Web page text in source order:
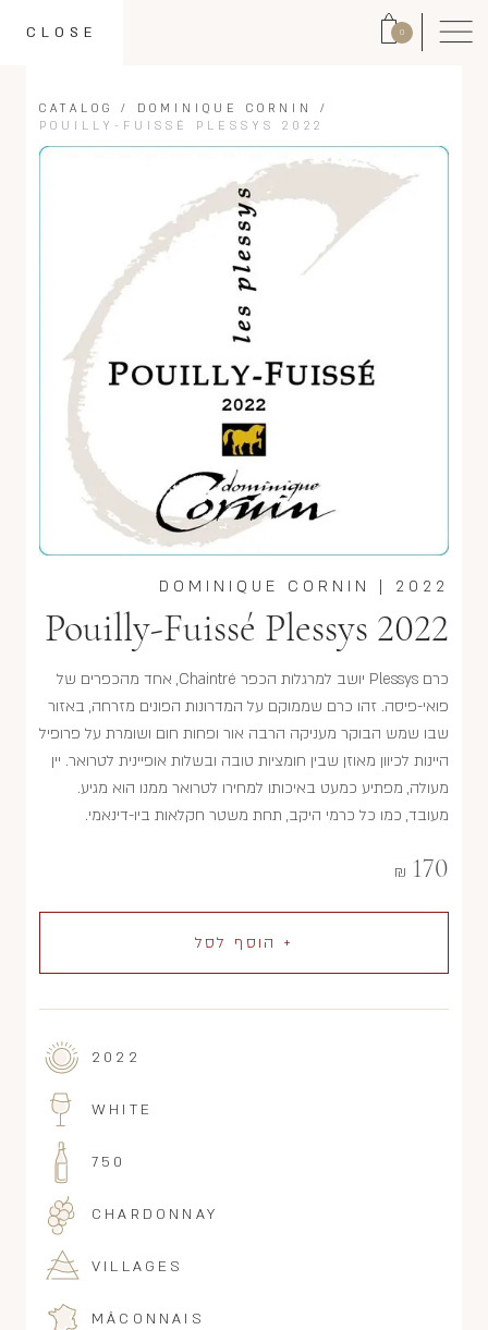
0
CLOSE
CATALOG / DOMINIQUE CORNIN
/
POUILLY-FUISSÉ PLESSYS 2022
2022
|
DOMINIQUE CORNIN
Pouilly-Fuissé Plessys 2022
כרם Plessys יושב למרגלות הכפר Chaintré, אחד מהכפרים של
פואי-פיסה. זהו כרם שממוקם על המדרונות הפונים מזרחה, באזור
שבו שמש הבוקר מעניקה הרבה אור ופחות חום ושומרת על פרופיל
היינות לכיוון מאוזן שבין חומציות טובה ובשלות אופיינית לטרואר. יין
מעולה, מפתיע כמעט באיכותו למחירו לטרואר ממנו הוא מגיע.
מעובד, כמו כל כרמי היקב, תחת משטר חקלאות ביו-דינאמי.
170
₪
+ הוסף לסל
2022
WHITE
750
CHARDONNAY
VILLAGES
MÂCONNAIS